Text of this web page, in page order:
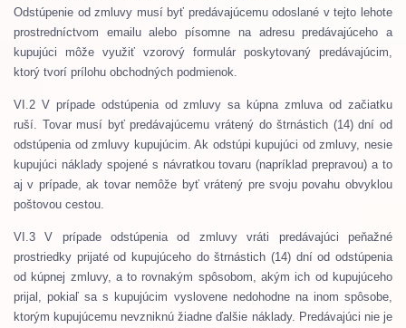
Odstúpenie od zmluvy musí byť predávajúcemu odoslané v tejto lehote
prostredníctvom emailu alebo písomne na adresu predávajúceho a
kupujúci môže využiť vzorový formulár poskytovaný predávajúcim,
ktorý tvorí prílohu obchodných podmienok.
VI.2 V prípade odstúpenia od zmluvy sa kúpna zmluva od začiatku
ruší. Tovar musí byť predávajúcemu vrátený do štrnástich (14) dní od
odstúpenia od zmluvy kupujúcim. Ak odstúpi kupujúci od zmluvy, nesie
kupujúci náklady spojené s návratkou tovaru (napríklad prepravou) a to
aj v prípade, ak tovar nemôže byť vrátený pre svoju povahu obvyklou
poštovou cestou.
VI.3 V prípade odstúpenia od zmluvy vráti predávajúci peňažné
prostriedky prijaté od kupujúceho do štrnástich (14) dní od odstúpenia
od kúpnej zmluvy, a to rovnakým spôsobom, akým ich od kupujúceho
prijal, pokiaľ sa s kupujúcim vyslovene nedohodne na inom spôsobe,
ktorým kupujúcemu nevzniknú žiadne ďalšie náklady. Predávajúci nie je